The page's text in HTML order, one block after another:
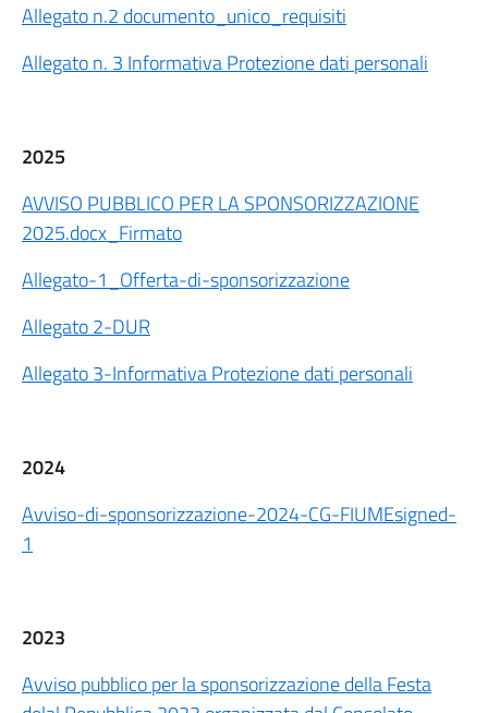
Allegato n.2 documento_unico_requisiti
Allegato n. 3 Informativa Protezione dati personali
2025
AVVISO PUBBLICO PER LA SPONSORIZZAZIONE
2025.docx_Firmato
Allegato-1_Offerta-di-sponsorizzazione
Allegato 2-DUR
Allegato 3-Informativa Protezione dati personali
2024
Avviso-di-sponsorizzazione-2024-CG-FIUMEsigned-
1
2023
Avviso pubblico per la sponsorizzazione della Festa